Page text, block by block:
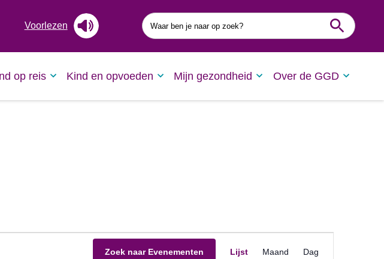
Voorlezen
Waar
ben
je
op reis Kind en opvoeden Mijn gezondheid Over de GGD
Zoek naar Evenementen
Evenement
Lijst Maand Dag